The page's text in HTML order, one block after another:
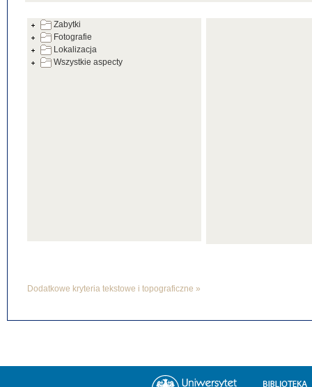
Zabytki
Fotografie
Lokalizacja
Wszystkie aspecty
Dodatkowe kryteria tekstowe i topograficzne »